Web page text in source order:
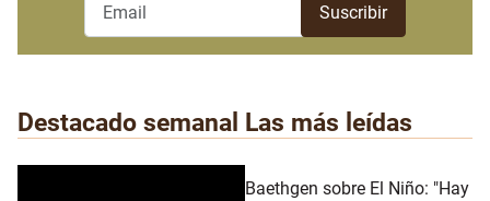
Destacado semanal Las más leídas
Baethgen sobre El Niño: "Hay